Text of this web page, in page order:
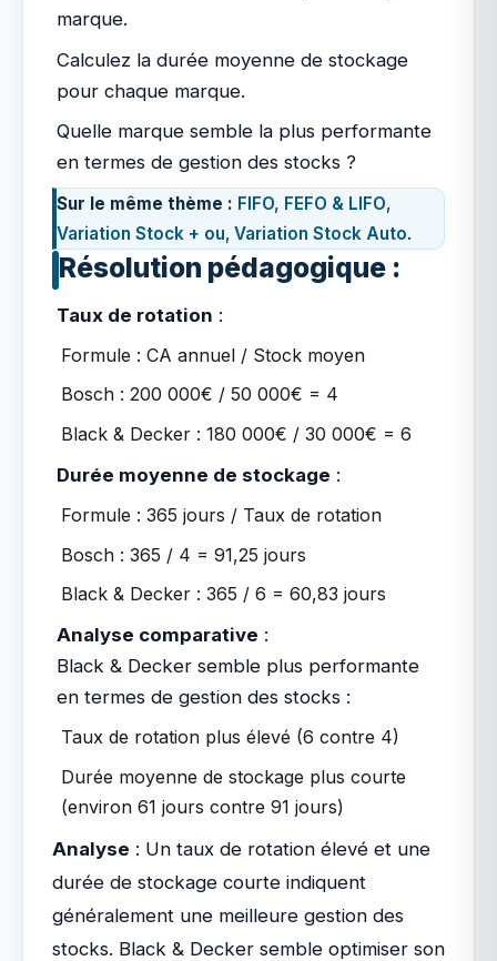
marque.
Calculez la durée moyenne de stockage
pour chaque marque.
Quelle marque semble la plus performante
en termes de gestion des stocks ?
Sur le même thème : FIFO, FEFO & LIFO,
Variation Stock + ou, Variation Stock Auto.
Résolution pédagogique :
Taux de rotation :
Formule : CA annuel / Stock moyen
Bosch : 200 000€ / 50 000€ = 4
Black & Decker : 180 000€ / 30 000€ = 6
Durée moyenne de stockage :
Formule : 365 jours / Taux de rotation
Bosch : 365 / 4 = 91,25 jours
Black & Decker : 365 / 6 = 60,83 jours
Analyse comparative :
Black & Decker semble plus performante
en termes de gestion des stocks :
Taux de rotation plus élevé (6 contre 4)
Durée moyenne de stockage plus courte
(environ 61 jours contre 91 jours)
Analyse : Un taux de rotation élevé et une
durée de stockage courte indiquent
généralement une meilleure gestion des
stocks. Black & Decker semble optimiser son